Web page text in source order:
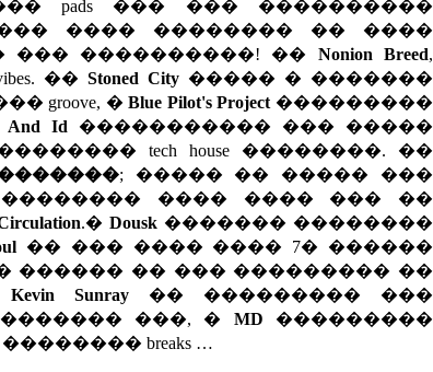
pads ��� ��� ����������
���� �������� �� ����
��� ����������! �� Nonion Breed,
�� Stoned City ����� � �������
groove, �Blue Pilot's Project ���������
And Id ����������� ��� �����
tech house ��������. ��
; ����� �� ����� ���
���� ���� ��� ��
.�Dousk ������� ��������
�� ��� ���� ���� 7� ������
������ �� ��� ��������� ��
Kevin Sunray �� ��������� ���
���, � MD ���������
breaks …